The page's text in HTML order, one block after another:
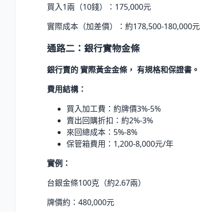
買入1兩（10錢）：175,000元
實際成本（加差價）：約178,500-180,000元
通路二：銀行實物金條
銀行賣的 實際黃金金條， 有規格和保證書。
費用結構：
買入加工費：約牌價3%-5%
賣出回購折扣：約2%-3%
來回總成本：5%-8%
保管箱費用：1,200-8,000元/年
實例：
台銀金條100克（約2.67兩）
牌價約：480,000元